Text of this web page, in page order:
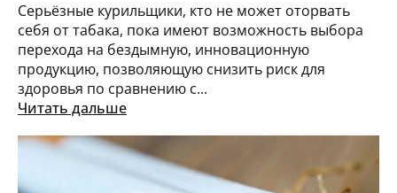
Серьёзные курильщики, кто не может оторвать
себя от табака, пока имеют возможность выбора
перехода на бездымную, инновационную
продукцию, позволяющую снизить риск для
здоровья по сравнению с...
Читать дальше